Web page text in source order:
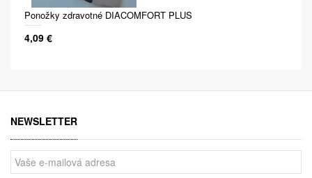
Ponožky zdravotné DIACOMFORT PLUS
4,09 €
NEWSLETTER